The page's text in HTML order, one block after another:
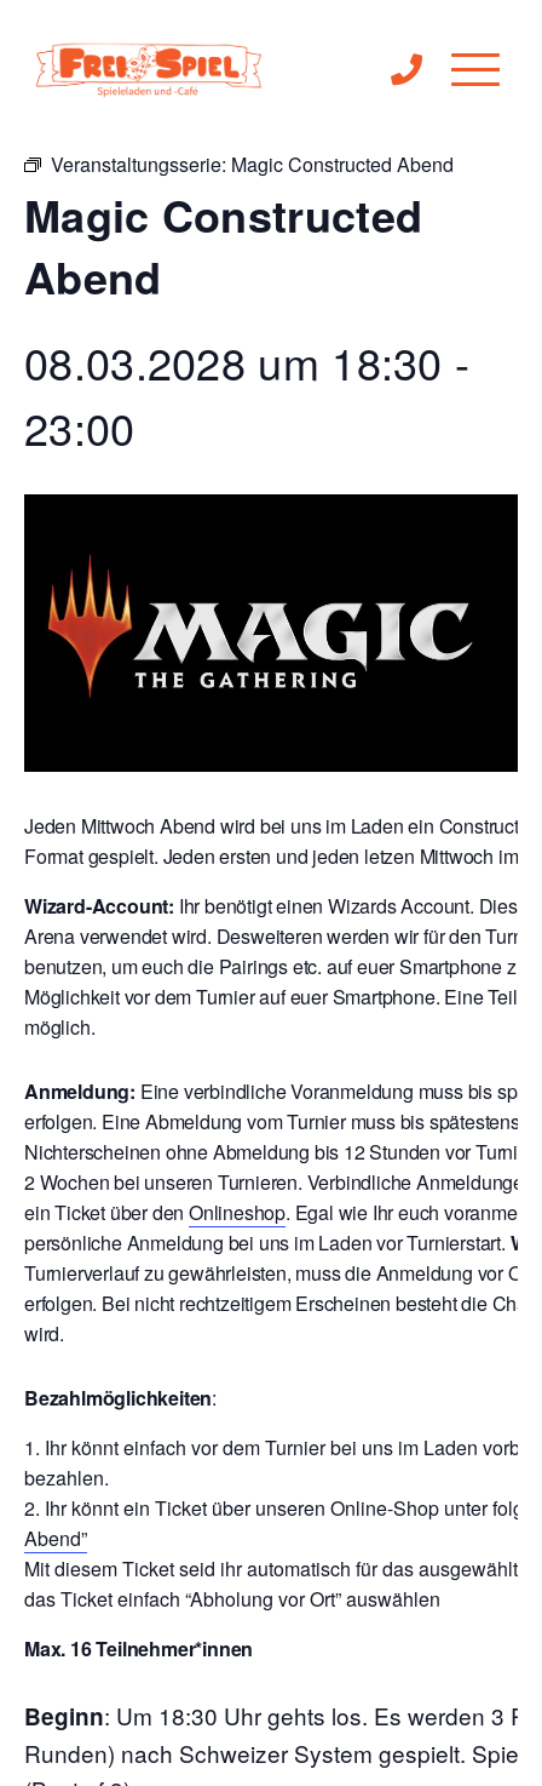
« Alle Veranstaltungen
Veranstaltungsserie: Magic Constructed Abend
Magic Constructed
Abend
08.03.2028 um 18:30 -
23:00
Jeden Mittwoch Abend wird bei uns im Laden ein
Format gespielt. Jeden ersten und jeden letzen Mittwoch im
Wizard-Account: Ihr benötigt einen Wizards Account. Dies
Arena verwendet wird. Desweiteren werden wir für den
benutzen, um euch die Pairings etc. auf euer Smartphone zu
Möglichkeit vor dem Turnier auf euer Smartphone. Eine
möglich.
Anmeldung: Eine verbindliche Voranmeldung muss bis
erfolgen. Eine Abmeldung vom Turnier muss bis spätestens
Nichterscheinen ohne Abmeldung bis 12 Stunden vor
2 Wochen bei unseren Turnieren. Verbindliche Anmeldungen
ein Ticket über denOnlineshop. Egal wie Ihr euch
persönliche Anmeldung bei uns im Laden vor Turnierstart.
Turnierverlauf zu gewährleisten, muss die Anmeldung vor
erfolgen. Bei nicht rechtzeitigem Erscheinen besteht die
wird.
Bezahlmöglichkeiten:
Ihr könnt einfach vor dem Turnier bei uns im Laden
bezahlen.
Ihr könnt ein Ticket über unseren Online-Shop unter
Abend”
Mit diesem Ticket seid ihr automatisch für das ausgewählte
das Ticket einfach “Abholung vor Ort” auswählen
Max. 16 Teilnehmer*innen
Beginn: Um 18:30 Uhr gehts los. Es werden 3
Runden) nach Schweizer System gespielt.